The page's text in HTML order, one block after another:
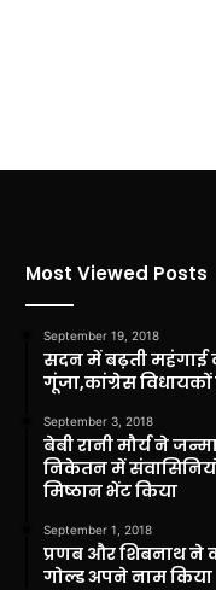
Most Viewed Posts
September 19, 2018
सदन में बढ़ती महंगाई
गूंजा,कांग्रेस
September 3, 2018
बेबी रानी मौर्य ने
निकेतन में
मिष्ठान भेंट किया
September 1, 2018
प्रणब और शिबनाथ ने
गोल्ड अपने नाम किया